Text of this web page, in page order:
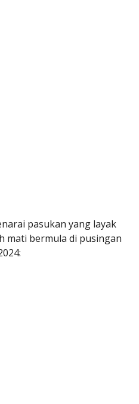
pasukan yang layak
mati bermula di pusingan